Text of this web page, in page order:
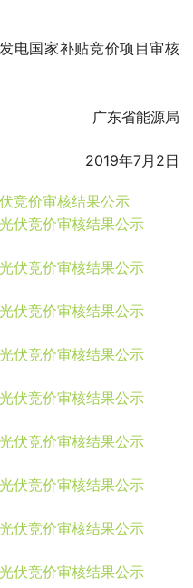
电国家补贴竞价项目审核
广东省能源局
2019年7月2日